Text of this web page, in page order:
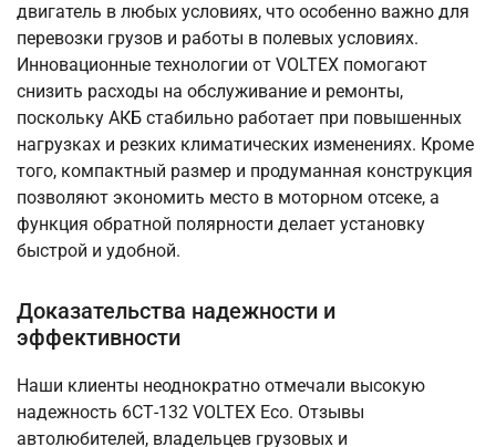
двигатель в любых условиях, что особенно важно для
перевозки грузов и работы в полевых условиях.
Инновационные технологии от VOLTEX помогают
снизить расходы на обслуживание и ремонты,
поскольку АКБ стабильно работает при повышенных
нагрузках и резких климатических изменениях. Кроме
того, компактный размер и продуманная конструкция
позволяют экономить место в моторном отсеке, а
функция обратной полярности делает установку
быстрой и удобной.
Доказательства надежности и
эффективности
Наши клиенты неоднократно отмечали высокую
надежность 6СТ-132 VOLTEX Eco. Отзывы
автолюбителей, владельцев грузовых и